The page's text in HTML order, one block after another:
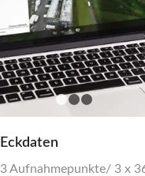
Eckdaten
3 Aufnahmepunkte/ 3 x